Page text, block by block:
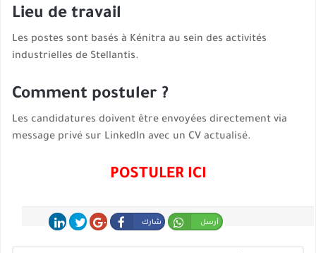
Lieu de travail
Les postes sont basés à Kénitra au sein des activités
industrielles de Stellantis.
Comment postuler ?
Les candidatures doivent être envoyées directement via
message privé sur LinkedIn avec un CV actualisé.
POSTULER ICI
شارك أرسل